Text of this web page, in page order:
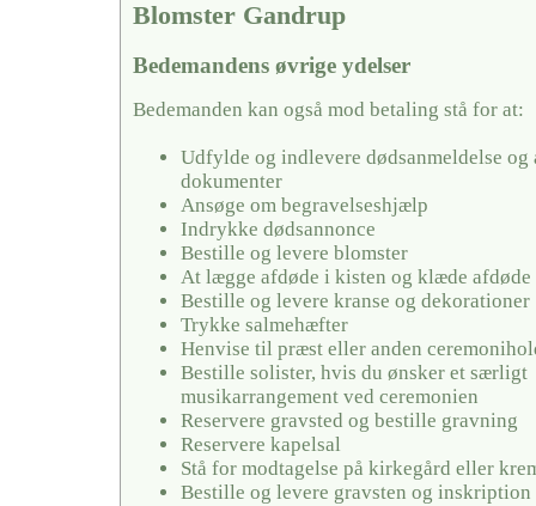
Blomster Gandrup
Bedemandens øvrige ydelser
Bedemanden kan også mod betaling stå for at:
Udfylde og indlevere dødsanmeldelse
dokumenter
Ansøge om begravelseshjælp
Indrykke dødsannonce
Bestille og levere blomster
At lægge afdøde i kisten og klæde afdøde
Bestille og levere kranse og dekorationer
Trykke salmehæfter
Henvise til præst eller anden
Bestille solister, hvis du ønsker et særligt
musikarrangement ved ceremonien
Reservere gravsted og bestille gravning
Reservere kapelsal
Stå for modtagelse på kirkegård eller
Bestille og levere gravsten og inskription